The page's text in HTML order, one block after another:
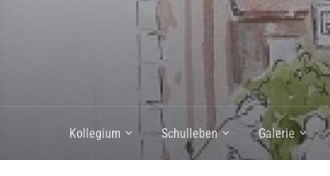
Kollegium Schulleben Galerie